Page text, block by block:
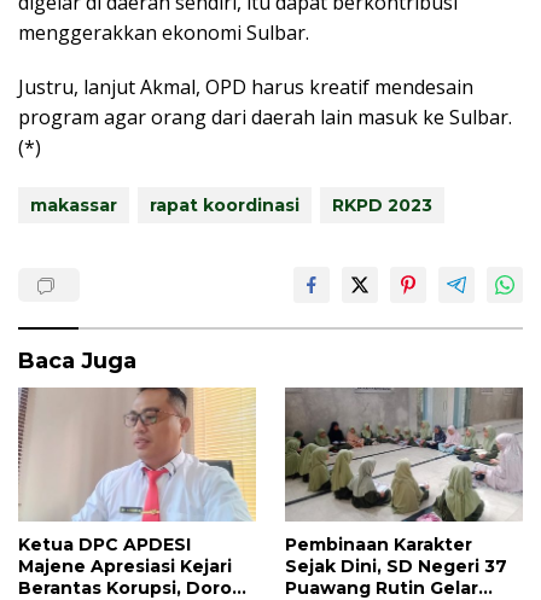
menggerakkan ekonomi Sulbar.
Justru, lanjut Akmal, OPD harus kreatif mendesain
program agar orang dari daerah lain masuk ke Sulbar.
(*)
makassar rapat koordinasi RKPD 2023
Baca Juga
Ketua DPC APDESI
Majene Apresiasi Kejari
Berantas Korupsi, Dorong
Pembinaan Karakter
Sejak Dini, SD Negeri 37
Puawang Rutin Gelar